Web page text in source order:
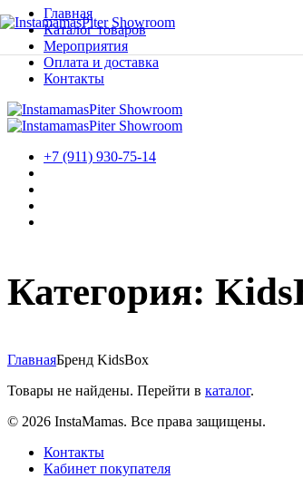
Главная
Каталог товаров
Мероприятия
Оплата и доставка
Контакты
+7 (911) 930-75-14
Категория:
ГлавнаяБренд KidsBox
Товары не найдены. Перейти в каталог.
© 2026 InstaMamas. Все права защищены.
Контакты
Кабинет покупателя